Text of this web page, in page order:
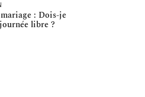
: Dois-je
libre ?